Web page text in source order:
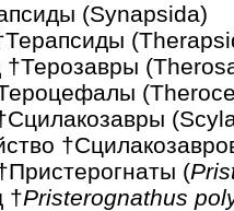
(Synapsida)
(
Pristerognathus